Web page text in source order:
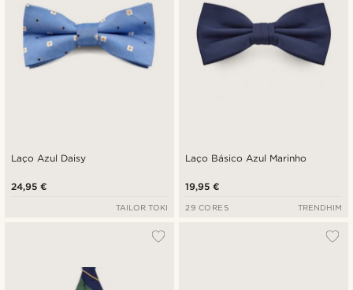
Laço Azul Daisy
24,95 €
TAILOR TOKI
Laço Básico Azul Marinho
19,95 €
29 CORES TRENDHIM